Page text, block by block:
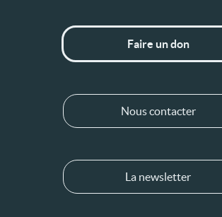
Faire un don
Nous contacter
La newsletter